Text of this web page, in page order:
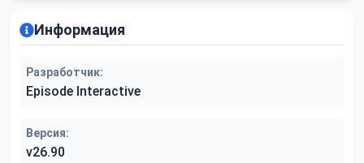
Информация
Разработчик:
Episode Interactive
Версия:
v26.90